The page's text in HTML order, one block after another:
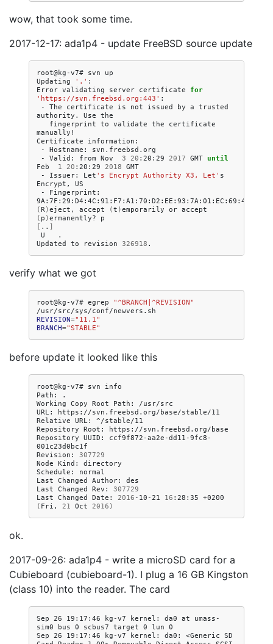
wow, that took some time.
2017-12-17: ada1p4 - update FreeBSD source update
root@kg-v7# svn
up
Updating
'.' :
Error validating server certificate
for
'https://svn.freebsd.org:443'
-
The certificate is not issued by a trusted
authority.
Use
fingerprint to validate the
certificate
manually!
Certificate
-
Hostname:
-
Valid: from Nov 3 20 :20:29 2017 GMT until
Feb
1 20 :20:29 2018
-
Issuer: Let 's Encrypt Authority X3, Let' s
Encrypt,
-
Fingerprint:
(R)eject, accept (t )emporarily or accept
( p )ermanently?
[ .. ]
U
.
Updated
to revision 326918
verify what we got
root@kg-v7# egrep
"^BRANCH|^REVISION"
REVISION="11.1"
BRANCH="STABLE"
before update it looked like this
root@kg-v7# svn
info
Path:
.
Working Copy Root Path:
/usr/src
URL:
https://svn.freebsd.org/base/stable/11
Relative URL:
^/stable/11
Repository Root:
https://svn.freebsd.org/base
Repository UUID:
ccf9f872-aa2e-dd11-9fc8-
001c23d0bc1f
Revision:
307729
Node Kind:
directory
Schedule:
normal
Last Changed Author:
des
Last Changed Rev:
307729
Last Changed Date: 2016 -10-21 16 :28:35 +0200
( Fri, 21 Oct 2016 )
ok.
2017-09-26: ada1p4 - write a microSD card for a
Cubieboard (cubieboard-1). I plug a 16 GB Kingston
(class 10) into the reader. The card
Sep 26 19:17:46 kg-v7 kernel: da0 at umass-
sim0 bus 0 scbus7 target 0 lun 0
Sep 26 19:17:46 kg-v7 kernel: da0: <Generic SD